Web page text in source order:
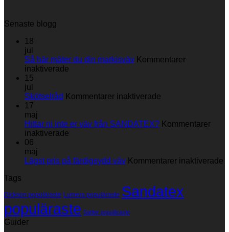
Senaste blogg
18
jul
Så här mäter du din markisväv Kommentarer
inaktiverade
mäter
markisväv
15
jul
Skötselråd Kommentarer inaktiverade
17
maj
Hittar ni inte er väv från SANDATEX? Kommentarer
inaktiverade
inte
SANDATEX?
06
maj
Lägst pris på färdigsydd väv Kommentarer inaktiverade
Tags
Dickson populäraste Lumera populäraste Sandatex
populäraste Sattler populäraste
Guider